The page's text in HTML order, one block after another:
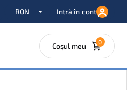
Intră în cont
Coșul meu 0